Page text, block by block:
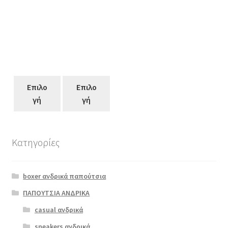
Επιλο
γή
Επιλο
γή
Softies 4775
μαύρο
προϊόν
έχει
πολλαπλές
Κατηγορίες
boxer ανδρικά παπούτσια
ΠΑΠΟΥΤΣΙΑ ΑΝΔΡΙΚΑ
casual ανδρικά